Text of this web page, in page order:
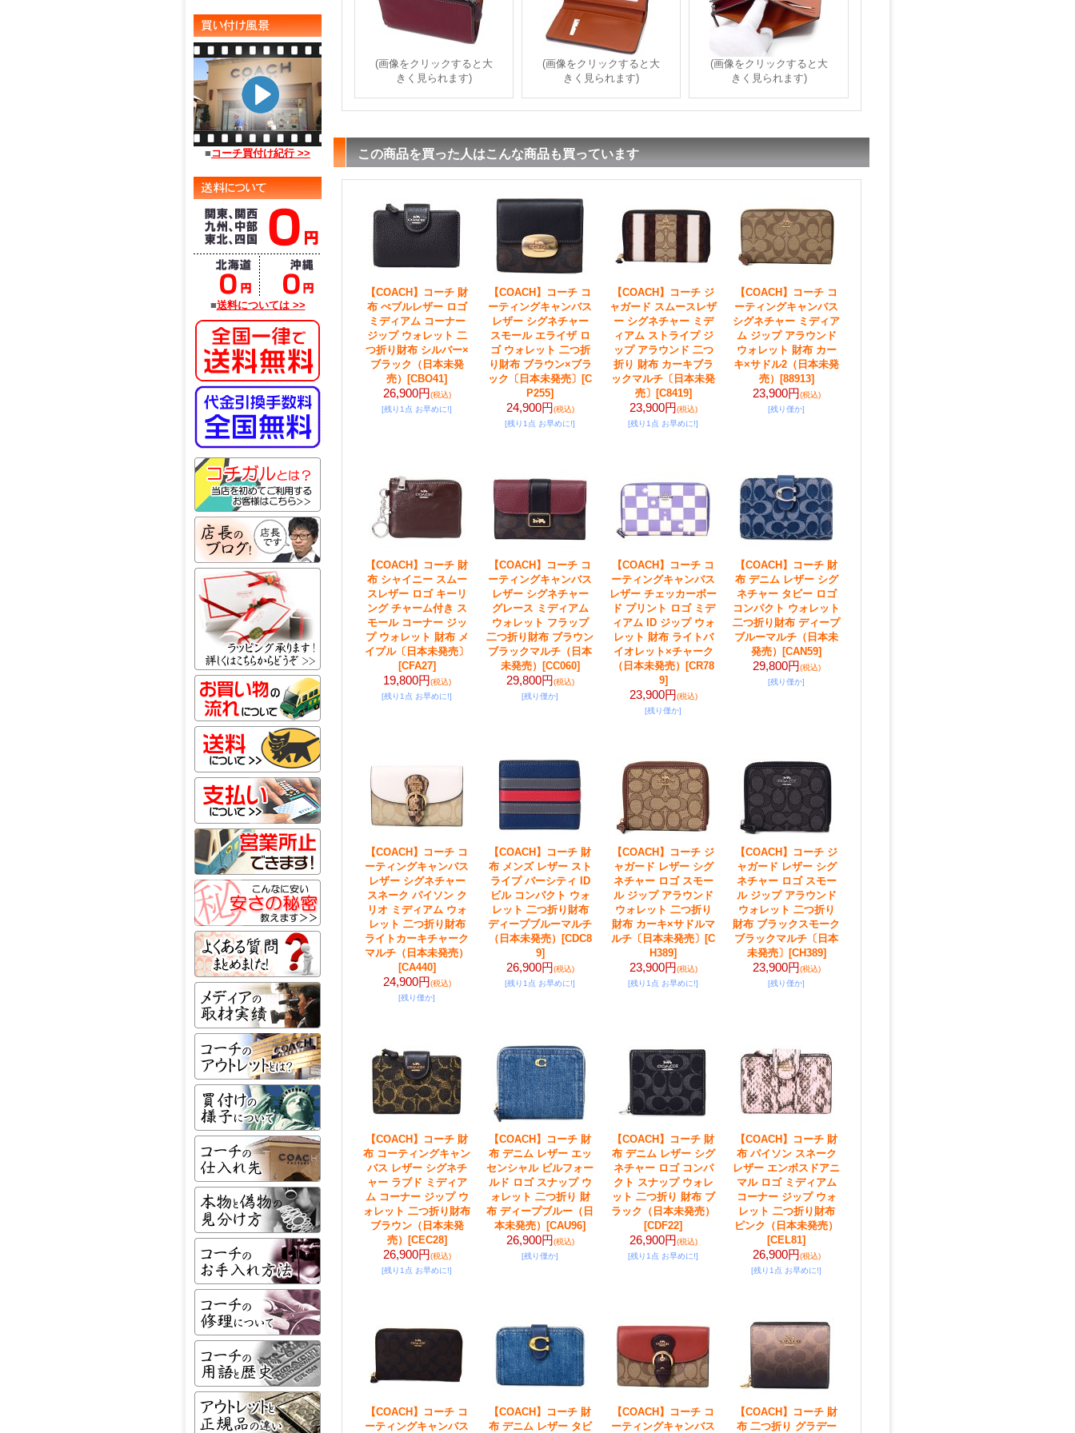
■ コーチ買付け紀行 >>
■送料については >>
(画像をクリックすると大
きく見られます)
(画像をクリックすると大
きく見られます)
(画像をクリックすると大
きく見られます)
この商品を買った人はこんな商品も買っています
【COACH】コーチ 財
布 ぺブルレザー ロゴ
ミディアム コーナー
ジップ ウォレット 二
つ折り財布 シルバー×
ブラック（日本未発
売）
[CBO41]
26,900円(税込)
[残り1点 お早めに!]
【COACH】コーチ コ
ーティングキャンバス
レザー シグネチャー
スモール エライザ ロ
ゴ ウォレット 二つ折
り財布 ブラウン×ブラ
ック〔日本未発売〕 [C
P255]
24,900円(税込)
[残り1点 お早めに!]
【COACH】コーチ ジ
ャガード スムースレザ
ー シグネチャー ミデ
ィアム ストライプ ジ
ップ アラウンド 二つ
折り 財布 カーキブラ
ックマルチ〔日本未発
売〕 [C8419]
23,900円(税込)
[残り1点 お早めに!]
【COACH】コーチ コ
ーティングキャンバス
シグネチャー ミディア
ム ジップ アラウンド
ウォレット 財布 カー
キ×サドル2（日本未発
売）
[88913]
23,900円(税込)
[残り僅か]
【COACH】コーチ 財
布 シャイニー スムー
スレザー ロゴ キーリ
ング チャーム付き ス
モール コーナー ジッ
プ ウォレット 財布 メ
イプル〔日本未発売〕
[CFA27]
19,800円(税込)
[残り1点 お早めに!]
【COACH】コーチ コ
ーティングキャンバス
レザー シグネチャー
グレース ミディアム
ウォレット フラップ
二つ折り財布 ブラウン
ブラックマルチ（日本
未発売）
[CC060]
29,800円(税込)
[残り僅か]
【COACH】コーチ コ
ーティングキャンバス
レザー チェッカーボー
ド プリント ロゴ ミデ
ィアム ID ジップ ウォ
レット 財布 ライトバ
イオレット×チャーク
（日本未発売）
[CR78
9]
23,900円(税込)
[残り僅か]
【COACH】コーチ 財
布 デニム レザー シグ
ネチャー タビー ロゴ
コンパクト ウォレット
二つ折り財布 ディープ
ブルーマルチ（日本未
発売）
[CAN59]
29,800円(税込)
[残り僅か]
【COACH】コーチ コ
ーティングキャンバス
レザー シグネチャー
スネーク パイソン ク
リオ ミディアム ウォ
レット 二つ折り財布
ライトカーキチャーク
マルチ（日本未発売）
[CA440]
24,900円(税込)
[残り僅か]
【COACH】コーチ 財
布 メンズ レザー スト
ライプ バーシティ ID
ビル コンパクト ウォ
レット 二つ折り財布
ディープブルーマルチ
（日本未発売）
[CDC8
9]
26,900円(税込)
[残り1点 お早めに!]
【COACH】コーチ ジ
ャガード レザー シグ
ネチャー ロゴ スモー
ル ジップ アラウンド
ウォレット 二つ折り
財布 カーキ×サドルマ
ルチ〔日本未発売〕 [C
H389]
23,900円(税込)
[残り1点 お早めに!]
【COACH】コーチ ジ
ャガード レザー シグ
ネチャー ロゴ スモー
ル ジップ アラウンド
ウォレット 二つ折り
財布 ブラックスモーク
ブラックマルチ〔日本
未発売〕 [CH389]
23,900円(税込)
[残り僅か]
【COACH】コーチ 財
布 コーティングキャン
バス レザー シグネチ
ャー ラブド ミディア
ム コーナー ジップ ウ
ォレット 二つ折り財布
ブラウン（日本未発
売）
[CEC28]
26,900円(税込)
[残り1点 お早めに!]
【COACH】コーチ 財
布 デニム レザー エッ
センシャル ビルフォー
ルド ロゴ スナップ ウ
ォレット 二つ折り 財
布 ディープブルー（日
本未発売）
[CAU96]
26,900円(税込)
[残り僅か]
【COACH】コーチ 財
布 デニム レザー シグ
ネチャー ロゴ コンパ
クト スナップ ウォレ
ット 二つ折り 財布 ブ
ラック（日本未発売）
[CDF22]
26,900円(税込)
[残り1点 お早めに!]
【COACH】コーチ 財
布 パイソン スネーク
レザー エンボスドアニ
マル ロゴ ミディアム
コーナー ジップ ウォ
レット 二つ折り財布
ピンク（日本未発売）
[CEL81]
26,900円(税込)
[残り1点 お早めに!]
【COACH】コーチ コ
ーティングキャンバス
【COACH】コーチ 財
布 デニム レザー タビ
【COACH】コーチ コ
ーティングキャンバス
【COACH】コーチ 財
布 二つ折り グラデー